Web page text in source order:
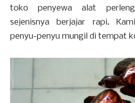
toko penyewa alat
sejenisnya berjajar rapi.
penyu-penyu mungil di tempat